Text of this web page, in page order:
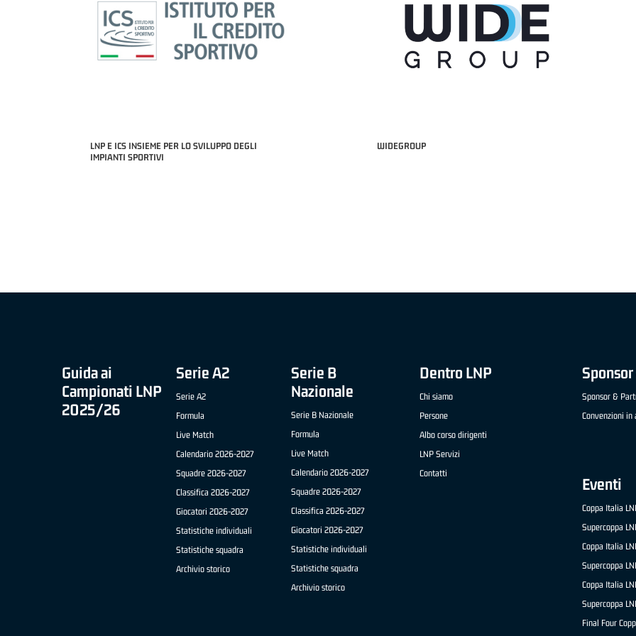
LNP E ICS INSIEME PER LO SVILUPPO DEGLI
IMPIANTI SPORTIVI
WIDEGROUP
Guida ai
Campionati LNP
2025/26
Serie A2
Serie A2
Formula
Live Match
Calendario 2026-2027
Squadre 2026-2027
Classifica 2026-2027
Giocatori 2026-2027
Statistiche individuali
Statistiche squadra
Archivio storico
Serie B
Nazionale
Serie B Nazionale
Formula
Live Match
Calendario 2026-2027
Squadre 2026-2027
Classifica 2026-2027
Giocatori 2026-2027
Statistiche individuali
Statistiche squadra
Archivio storico
Dentro LNP
Chi siamo
Persone
Albo corso dirigenti
LNP Servizi
Contatti
Sponsor &
Convenzioni in
Eventi
Coppa Italia
Supercoppa
Coppa Italia
Supercoppa
Coppa Italia
Supercoppa
Final Four